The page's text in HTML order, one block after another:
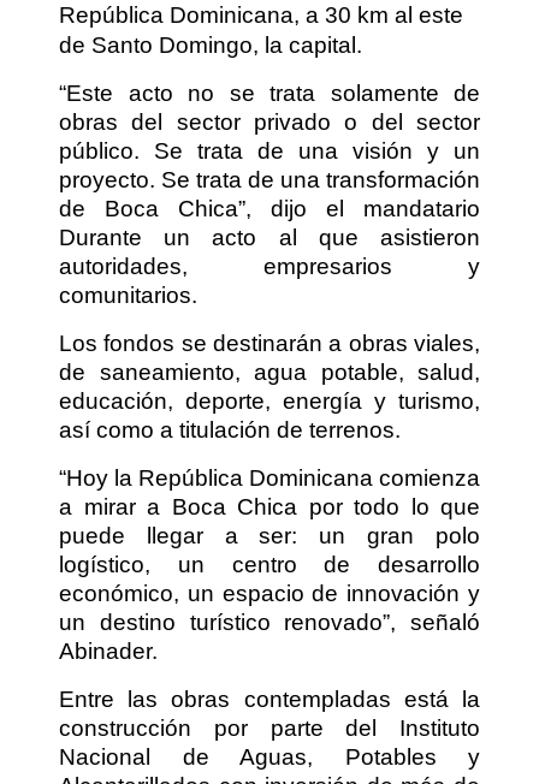
República Dominicana, a 30 km al este
de Santo Domingo, la capital.
“Este acto no se trata solamente de
obras del sector privado o del sector
público. Se trata de una visión y un
proyecto. Se trata de una transformación
de Boca Chica”, dijo el mandatario
Durante un acto al que asistieron
autoridades, empresarios y
comunitarios.
Los fondos se destinarán a obras viales,
de saneamiento, agua potable, salud,
educación, deporte, energía y turismo,
así como a titulación de terrenos.
“Hoy la República Dominicana comienza
a mirar a Boca Chica por todo lo que
puede llegar a ser: un gran polo
logístico, un centro de desarrollo
económico, un espacio de innovación y
un destino turístico renovado”, señaló
Abinader.
Entre las obras contempladas está la
construcción por parte del Instituto
Nacional de Aguas, Potables y